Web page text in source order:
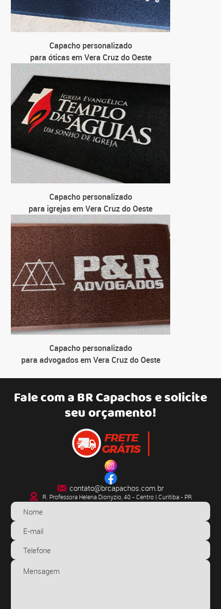
Capacho personalizado
para óticas em Vera Cruz do Oeste
Capacho personalizado
para igrejas em Vera Cruz do Oeste
Capacho personalizado
para advogados em Vera Cruz do Oeste
Fale com aBR Capachose solicite
seu orçamento!
contato@brcapachos.com.br
R. Professora Helena Dionyzio, 40 - Centro | Curitiba - PR